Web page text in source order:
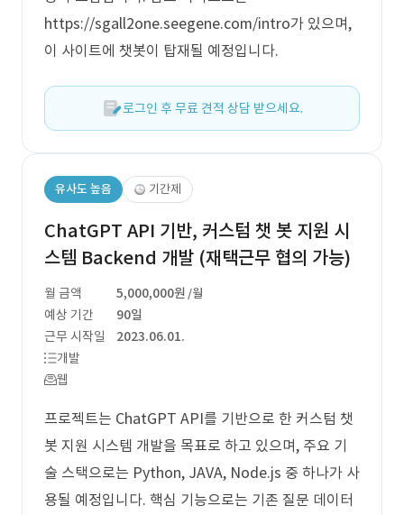
https://sgall2one.seegene.com/intro가 있으며,
이 사이트에 챗봇이 탑재될 예정입니다.
로그인 후 무료 견적 상담 받으세요.
유사도 높음 기간제
ChatGPT API 기반, 커스텀 챗 봇 지원 시
스템 Backend 개발 (재택근무 협의 가능)
월 금액 5,000,000원 /월
예상 기간
90일
근무 시작일
2023.06.01.
개발
웹
프로젝트는 ChatGPT API를 기반으로 한 커스텀 챗
봇 지원 시스템 개발을 목표로 하고 있으며, 주요 기
술 스택으로는 Python, JAVA, Node.js 중 하나가 사
용될 예정입니다. 핵심 기능으로는 기존 질문 데이터